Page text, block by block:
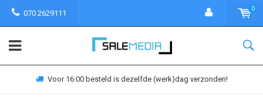
070 2629111
0
Voor 16:00 besteld is dezelfde (werk)dag verzonden!